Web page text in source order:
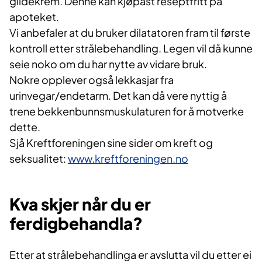
apoteket.
Vi anbefaler at du bruker dilatatoren fram til første
kontroll etter strålebehandling. Legen vil då kunne
seie noko om du har nytte av vidare bruk.
Nokre opplever også lekkasjar fra
urinvegar/endetarm. Det kan då vere nyttig å
trene bekkenbunnsmuskulaturen for å motverke
dette.
Sjå Kreftforeningen sine sider om kreft og
seksualitet:www.kreftforeningen.no
Kva skjer når du er
ferdigbehandla?
Etter at strålebehandlinga er avslutta vil du etter ei